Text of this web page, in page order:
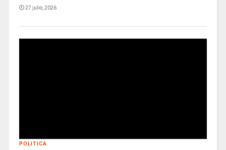
27 julio, 2026
POLITICA